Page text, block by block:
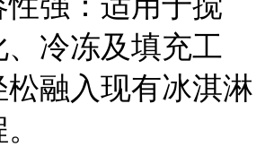
冷冻及填充工
融入现有冰淇淋